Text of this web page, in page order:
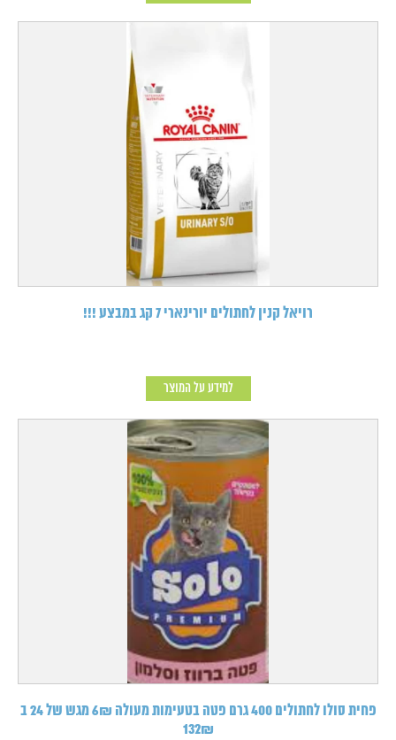
רויאל קנין לחתולים יורינארי 7 קג במבצע !!!
למידע על המוצר
פחית סולו לחתולים 400 גרם פטה בטעימות מעולה 6₪ מגש של 24 ב
132₪